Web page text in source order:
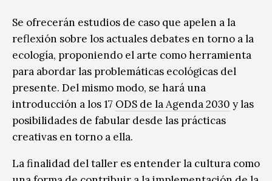
Se ofrecerán estudios de caso que apelen a la
reflexión sobre los actuales debates en torno a la
ecología, proponiendo el arte como herramienta
para abordar las problemáticas ecológicas del
presente. Del mismo modo, se hará una
introducción a los 17 ODS de la Agenda 2030 y las
posibilidades de fabular desde las prácticas
creativas en torno a ella.
La finalidad del taller es entender la cultura como